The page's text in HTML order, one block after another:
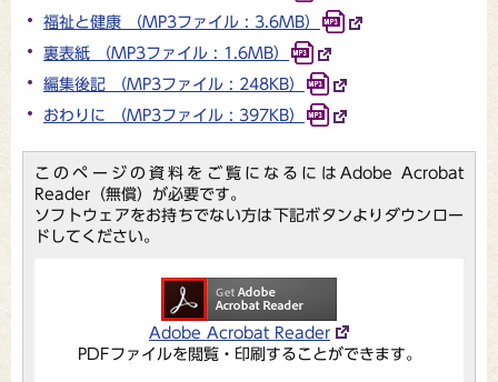
福祉と健康 （MP3ファイル : 3.6MB）
裏表紙 （MP3ファイル : 1.6MB）
編集後記 （MP3ファイル : 248KB）
おわりに （MP3ファイル : 397KB）
このページの資料をご覧になるにはAdobe Acrobat
Reader（無償）が必要です。
ソフトウェアをお持ちでない方は下記ボタンよりダウンロー
ドしてください。
Adobe Acrobat Reader
PDFファイルを閲覧・印刷することができます。